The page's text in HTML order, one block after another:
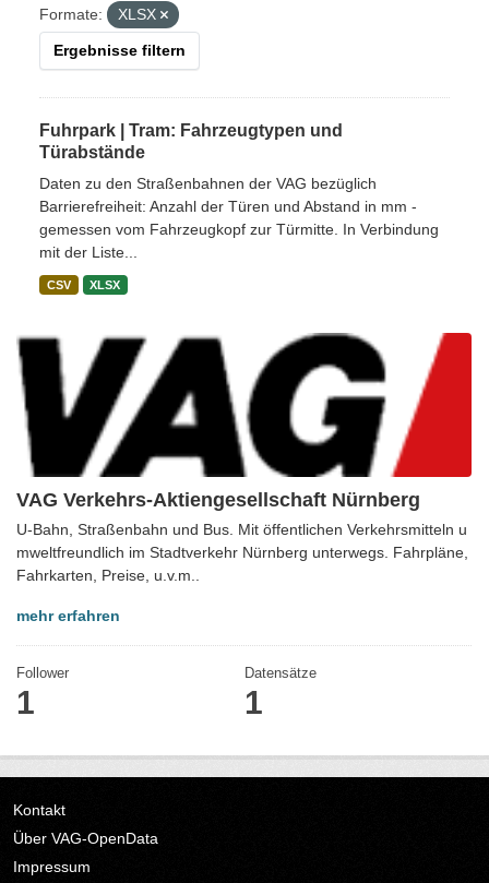
VAG Verkehrs-Aktiengesellschaft Nürnberg
U-Bahn, Straßenbahn und Bus. Mit öffentlichen Verkehrsmitteln u
mweltfreundlich im Stadtverkehr Nürnberg unterwegs. Fahrpläne,
Fahrkarten, Preise, u.v.m..
mehr erfahren
Follower
1
Datensätze
1
Formate:
XLSX
Ergebnisse filtern
Fuhrpark | Tram: Fahrzeugtypen und
Türabstände
Daten zu den Straßenbahnen der VAG bezüglich
Barrierefreiheit: Anzahl der Türen und Abstand in mm -
gemessen vom Fahrzeugkopf zur Türmitte. In Verbindung
mit der Liste...
CSV XLSX
Kontakt
Über VAG-OpenData
Impressum